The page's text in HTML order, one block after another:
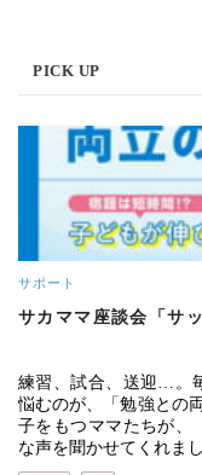
PICK UP
サポート
サカママ座談会「サ
練習、試合、送迎…。
悩むのが、「勉強との
子をもつママたちが、
な声を聞かせてくれま